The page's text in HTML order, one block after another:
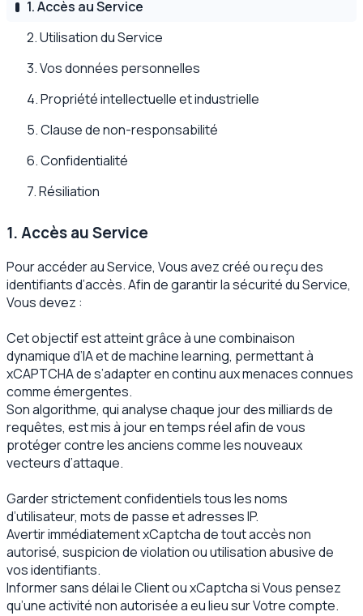
1. Accès au Service
2. Utilisation du Service
3. Vos données personnelles
4. Propriété intellectuelle et industrielle
5. Clause de non-responsabilité
6. Confidentialité
7. Résiliation
1. Accès au Service
Pour accéder au Service, Vous avez créé ou reçu des
identifiants d’accès. Afin de garantir la sécurité du Service,
Vous devez :
Cet objectif est atteint grâce à une combinaison
dynamique d’IA et de machine learning, permettant à
xCAPTCHA de s’adapter en continu aux menaces connues
comme émergentes.
Son algorithme, qui analyse chaque jour des milliards de
requêtes, est mis à jour en temps réel afin de vous
protéger contre les anciens comme les nouveaux
vecteurs d’attaque.
Garder strictement confidentiels tous les noms
d’utilisateur, mots de passe et adresses IP.
Avertir immédiatement xCaptcha de tout accès non
autorisé, suspicion de violation ou utilisation abusive de
vos identifiants.
Informer sans délai le Client ou xCaptcha si Vous pensez
qu’une activité non autorisée a eu lieu sur Votre compte.